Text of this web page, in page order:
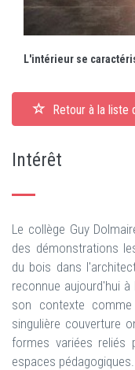
Retour à la liste
Intérêt
Le collège Guy
des démonstrations
du bois dans
reconnue aujourd'hui
son contexte
singulière couverture
formes variées reliés
espaces pédagogiques.